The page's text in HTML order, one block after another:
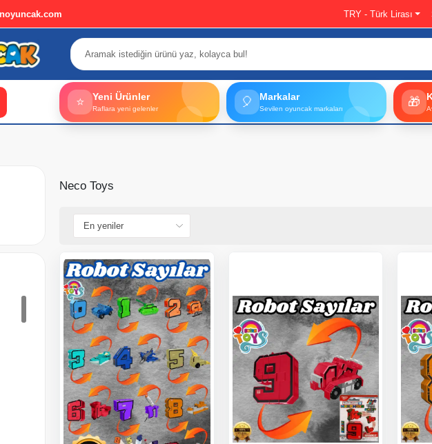
TRY - Türk Lirası
⭐ Yeni Ürünler
Raflara yeni gelenler 🎈 Markalar
Sevilen oyuncak markaları 🎁
Neco Toys